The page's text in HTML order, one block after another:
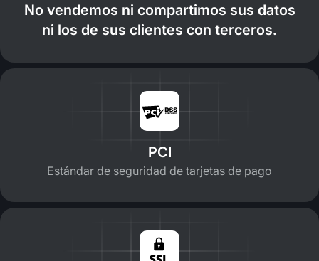
No vendemos ni compartimos sus datos
ni los de sus clientes con terceros.
PCI
Estándar de seguridad de tarjetas de pago